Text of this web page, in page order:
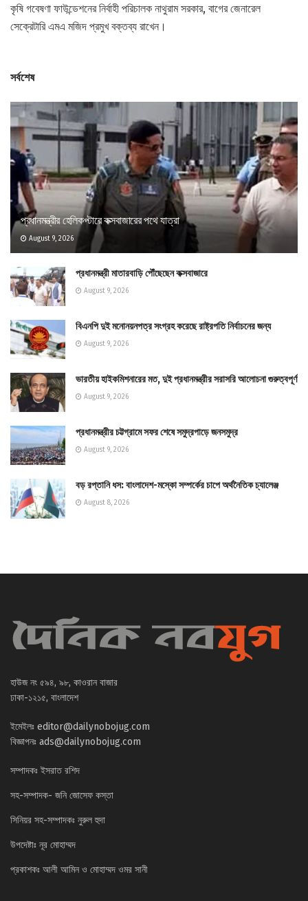
কৃষি গবেষণা ফাউন্ডেশনের নির্বাহী পরিচালক নাথুরাম সরকার, বাগের জেনারেল
সেক্রেটারি এমএ মজিদ প্রমুখ বক্তব্য রাখেন।
সর্বশেষ
প্রধানমন্ত্রীর হেলিকপ্টারে কক্সবাজারের পথে যাত্রা
August 9, 2026
প্রধানমন্ত্রী মাতারবাড়ি পৌঁছেছেন কক্সবাজারে
August 9, 2026
বিএনপি দুই মনোনয়নপত্র সংগ্রহ করেছে রাষ্ট্রপতি নির্বাচনের জন্য
August 9, 2026
ভারতীয় হাইকমিশনারের মত, দুই প্রধানমন্ত্রীর সরাসরি আলোচনা গুরুত্বপূর্ণ
August 9, 2026
প্রধানমন্ত্রীর চট্টগ্রামে সফর শেষে সমুদ্রপাড়ে জনসমুদ্র
August 9, 2026
বড় রপ্তানি ধস: বাংলাদেশ-মস্কো সম্পর্কের চাপে অর্থনৈতিক চ্যালেঞ্জ
August 8, 2026
হাউজ নং ৫৯৪, ৯৮, কাওরান বাজার
ঢাকা-১২১৫, বাংলাদেশ
ইমেইলঃ editor@dailynobojug.com
বিজ্ঞাপনঃ ads@dailynobojug.com
সম্পাদকঃ ইসরাত রশিদ
সহ-সম্পাদক- জনি জোসেফ কস্তা
সিনিয়র সহ-সম্পাদকঃ নুরুল হুদা
উপদেষ্টাঃ নূর মোহাম্মদ
প্রকাশকঃ আলী আমিন ও মোহাম্মদ ওমর সানী